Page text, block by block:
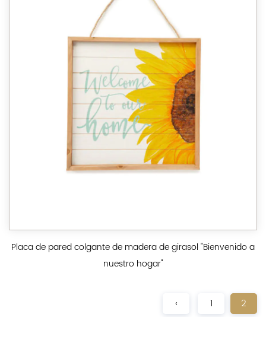
Placa de pared colgante de madera de girasol "Bienvenido a
nuestro hogar"
‹ 1 2